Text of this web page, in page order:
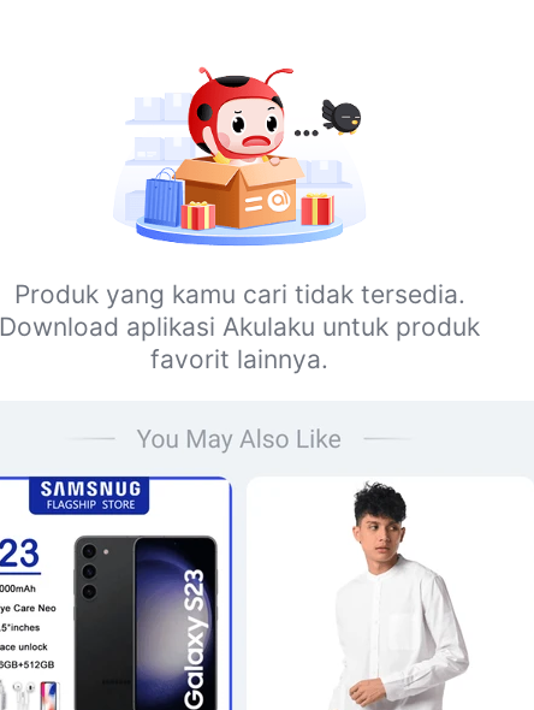
Produk yang kamu cari tidak tersedia.
Download aplikasi Akulaku untuk produk
favorit lainnya.